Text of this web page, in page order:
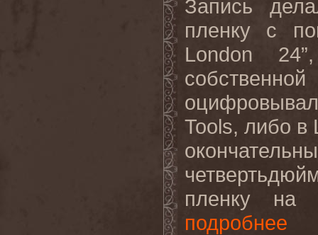
Запись
пленку с
London
Tools, либо в
пленку на
подробнее